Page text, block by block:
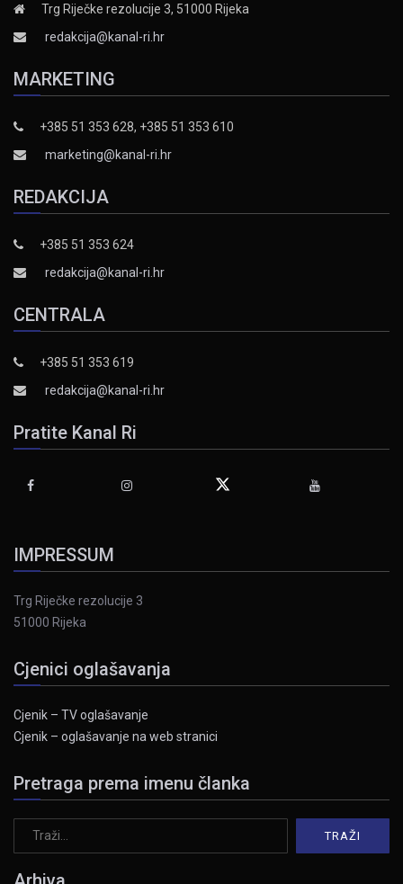
Trg Riječke rezolucije 3, 51000 Rijeka
redakcija@kanal-ri.hr
MARKETING
+385 51 353 628, +385 51 353 610
marketing@kanal-ri.hr
REDAKCIJA
+385 51 353 624
redakcija@kanal-ri.hr
CENTRALA
+385 51 353 619
redakcija@kanal-ri.hr
Pratite Kanal Ri
IMPRESSUM
Trg Riječke rezolucije 3
51000 Rijeka
Cjenici oglašavanja
Cjenik – TV oglašavanje
Cjenik – oglašavanje na web stranici
Pretraga prema imenu članka